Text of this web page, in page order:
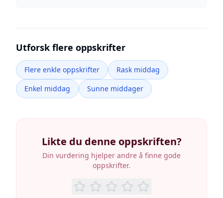
Utforsk flere oppskrifter
Flere enkle oppskrifter
Rask middag
Enkel middag
Sunne middager
Likte du denne oppskriften?
Din vurdering hjelper andre å finne gode
oppskrifter.